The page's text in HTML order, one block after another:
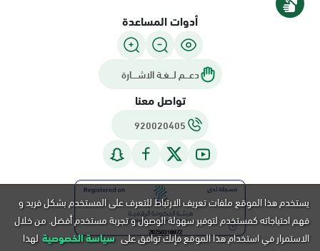
أدوات المساعدة
دعـــم لـــغـة الاشــــارة
تواصل معنا
920020405
يستخدم هذا الموقع ملفات تعريف الارتباط للتعرف على المستخدم بشكل فريد و
فهم احتياجاته كمستخدم لتوفير سهولة الوصول و تجربة مستخدم أفضل. من خلال
الاستمرار في استخدام هذا الموقع فإنك توافق على سياسة الخصوصية لهذا